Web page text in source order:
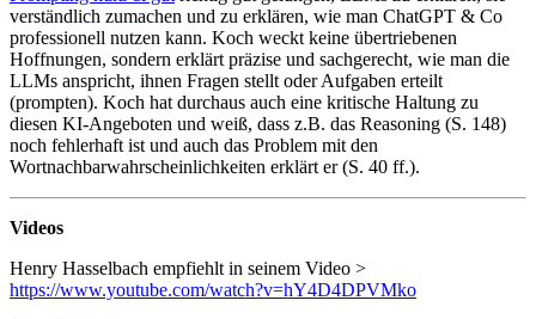
verständlich zumachen und zu erklären, wie man ChatGPT & Co
professionell nutzen kann. Koch weckt keine übertriebenen
Hoffnungen, sondern erklärt präzise und sachgerecht, wie man die
LLMs anspricht, ihnen Fragen stellt oder Aufgaben erteilt
(prompten). Koch hat durchaus auch eine kritische Haltung zu
diesen KI-Angeboten und weiß, dass z.B. das Reasoning (S. 148)
noch fehlerhaft ist und auch das Problem mit den
Wortnachbarwahrscheinlichkeiten erklärt er (S. 40 ff.).
Videos
Henry Hasselbach empfiehlt in seinem Video >
https://www.youtube.com/watch?v=hY4D4DPVMko